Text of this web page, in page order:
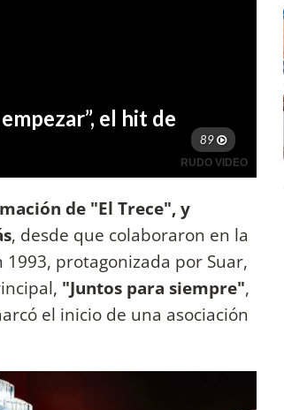
de "El Trece", y
, desde que colaboraron en la
1993, protagonizada por Suar,
"Juntos para siempre",
el inicio de una asociación